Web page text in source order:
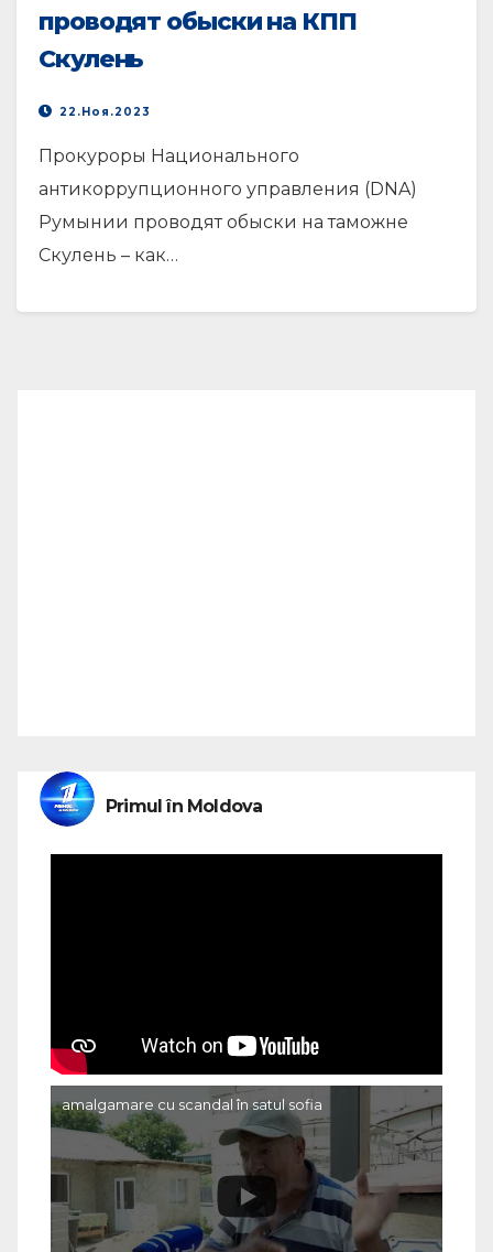
проводят обыски на КПП
Скулень
22.Ноя.2023
Прокуроры Национального
антикоррупционного управления (DNA)
Румынии проводят обыски на таможне
Скулень – как…
Primul în Moldova
amalgamare cu scandal în satul sofia